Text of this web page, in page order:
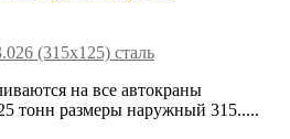
(315х125) сталь
на все автокраны
тонн размеры наружный 315.....